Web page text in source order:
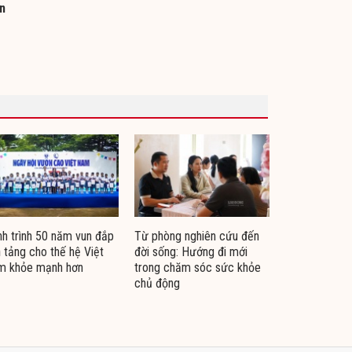
trình 50 năm vun đắp
tảng cho thế hệ Việt
khỏe mạnh hơn
Từ phòng nghiên cứu đến
đời sống: Hướng đi mới
trong chăm sóc sức khỏe
chủ động